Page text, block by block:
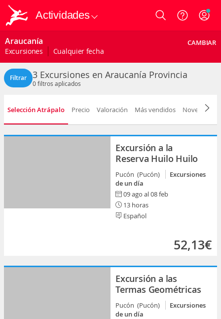
Actividades Login
Araucanía
Excursiones Cualquier fecha
CAMBIAR
Filtrar 3 Excursiones en Araucanía Provincia
0filtros aplicados
Selección Atrápalo Precio Valoración Más vendidos Novedad
Excursión a la
Reserva Huilo Huilo
Pucón (Pucón)
Excursiones
de un día
09 ago al 08 feb
13 horas
Español
52,13€
Excursión a las
Termas Geométricas
Pucón (Pucón)
Excursiones
de un día